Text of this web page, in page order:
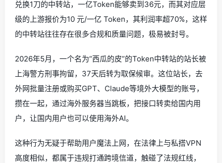
兑换1刀的中转站，一亿Token能够卖到36元，而其对应层
级的上游报价为10 元/一亿 Token，其利润率超70%，这样
的中转站往往存在很多合规和质量问题，极易被封号。
2026年5月，一个名为“西瓜的皮”的Token中转站的站长被
上海警方刑事拘留，37天后转为取保候审。这位站长，去
外网批量注册或购买GPT、Claude等境外大模型的账号，
攒在一起，通过海外服务器当跳板，把接口转卖给国内用
户，让国内用户也可以使用海外AI。
这种行为无疑于帮助用户魔法上网，在法律上与私搭VPN
高度相似，都属于违规打通跨境信道，触碰了法规红线，